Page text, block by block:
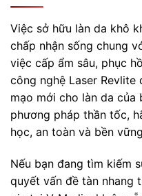
Việc sở hữu làn da khô
chấp nhận sống chung
việc cấp ẩm sâu, phục
công nghệ Laser Revlite
mạo mới cho làn da của
phương pháp thần tốc,
học, an toàn và bền
Nếu bạn đang tìm kiếm
quyết vấn đề tàn nhang